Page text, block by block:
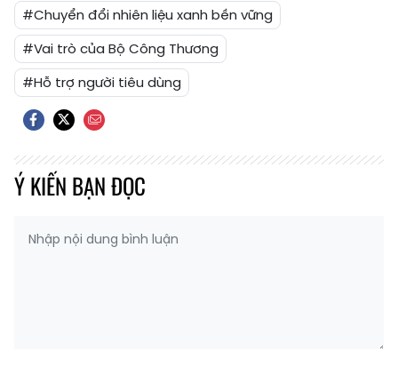
#Chuyển đổi nhiên liệu xanh bền vững
#Vai trò của Bộ Công Thương
#Hỗ trợ người tiêu dùng
Ý KIẾN BẠN ĐỌC